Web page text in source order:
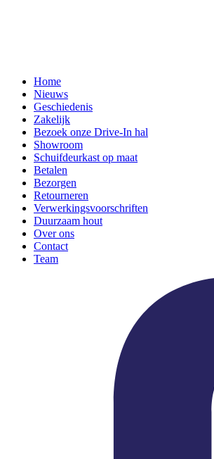
Home
Nieuws
Geschiedenis
Zakelijk
Bezoek onze Drive-In hal
Showroom
Schuifdeurkast op maat
Betalen
Bezorgen
Retourneren
Verwerkingsvoorschriften
Duurzaam hout
Over ons
Contact
Team